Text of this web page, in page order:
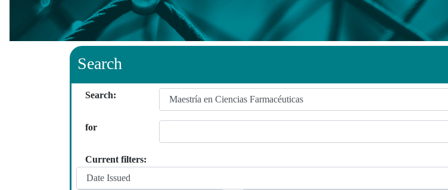
Search
Search:
for
Current filters: